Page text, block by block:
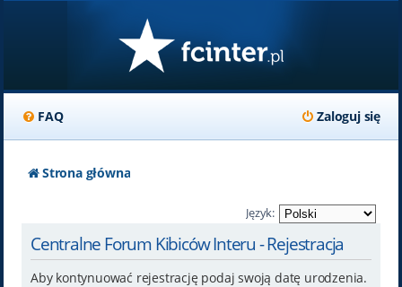
FAQ Zaloguj się
Strona główna
Język:
Centralne Forum Kibiców Interu - Rejestracja
Aby kontynuować rejestrację podaj swoją datę urodzenia.